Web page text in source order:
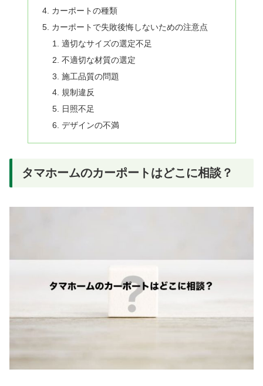
カーポートの種類
カーポートで失敗後悔しないための注意点
適切なサイズの選定不足
不適切な材質の選定
施工品質の問題
規制違反
日照不足
デザインの不満
タマホームのカーポートはどこに相談？